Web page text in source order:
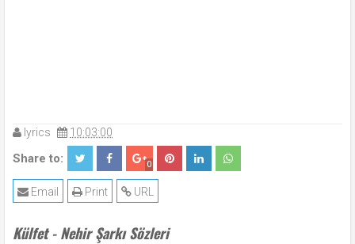
lyrics 10:03:00
Share to: 0
URL
Print
Email
Külfet - Nehir Şarkı Sözleri